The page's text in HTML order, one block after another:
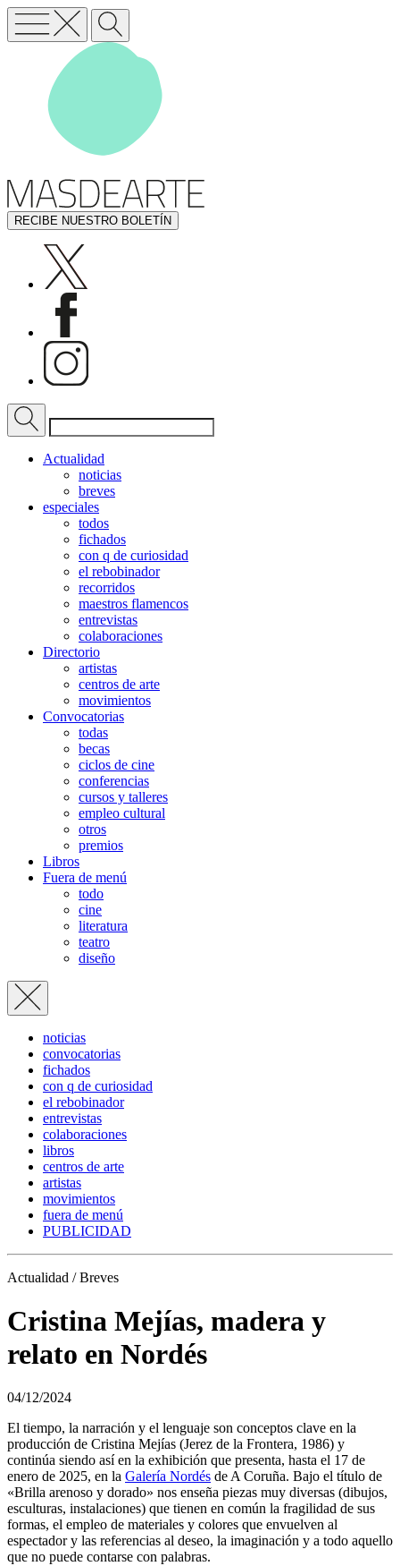
RECIBE NUESTRO BOLETÍN
Actualidad
noticias
breves
especiales
todos
fichados
con q de curiosidad
el rebobinador
recorridos
maestros flamencos
entrevistas
colaboraciones
Directorio
artistas
centros de arte
movimientos
Convocatorias
todas
becas
ciclos de cine
conferencias
cursos y talleres
empleo cultural
otros
premios
Libros
Fuera de menú
todo
cine
literatura
teatro
diseño
noticias
convocatorias
fichados
con q de curiosidad
el rebobinador
entrevistas
colaboraciones
libros
centros de arte
artistas
movimientos
fuera de menú
PUBLICIDAD
Actualidad / Breves
Cristina Mejías, madera y
relato en Nordés
04/12/2024
El tiempo, la narración y el lenguaje son conceptos clave en la
producción de Cristina Mejías (Jerez de la Frontera, 1986) y
continúa siendo así en la exhibición que presenta, hasta el 17 de
enero de 2025, en la Galería Nordés de A Coruña. Bajo el título de
«Brilla arenoso y dorado» nos enseña piezas muy diversas (dibujos,
esculturas, instalaciones) que tienen en común la fragilidad de sus
formas, el empleo de materiales y colores que envuelven al
espectador y las referencias al deseo, la imaginación y a todo aquello
que no puede contarse con palabras.